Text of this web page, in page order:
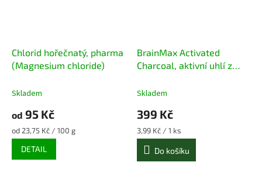
Chlorid hořečnatý, pharma
(Magnesium chloride)
Skladem
od 95 Kč
Měrná
cena:
od 23,75 Kč / 100 g
DETAIL
BrainMax Activated
Charcoal, aktivní uhlí z
mg, 100 rostlinných kapslí
Skladem
399 Kč
Měrná
cena:
3,99 Kč / 1 ks
Do košíku